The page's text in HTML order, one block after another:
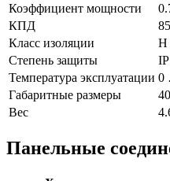
Коэффициент мощности
КПД
85
Класс изоляции
H
Степень защиты
Температура эксплуатации 0
Габаритные размеры
Вес
Панельные